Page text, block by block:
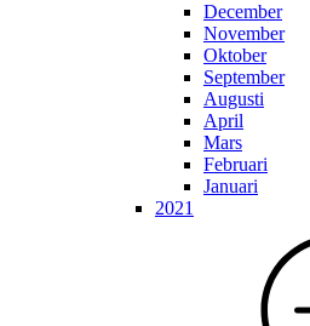
December
November
Oktober
September
Augusti
April
Mars
Februari
Januari
2021